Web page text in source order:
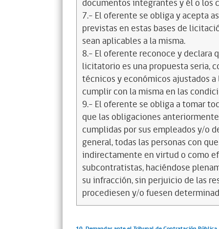
documentos integrantes y él o los
7.- El oferente se obliga y acepta
previstas en estas bases de
sean aplicables a la misma.
8.- El oferente reconoce y declara
licitatorio es una propuesta seria,
técnicos y económicos ajustados
cumplir con la misma en las
9.- El oferente se obliga a tomar
que las obligaciones
cumplidas por sus empleados y/o
general, todas las personas con
indirectamente en virtud o como
subcontratistas, haciéndose
su infracción, sin perjuicio de las
procediesen y/o fuesen